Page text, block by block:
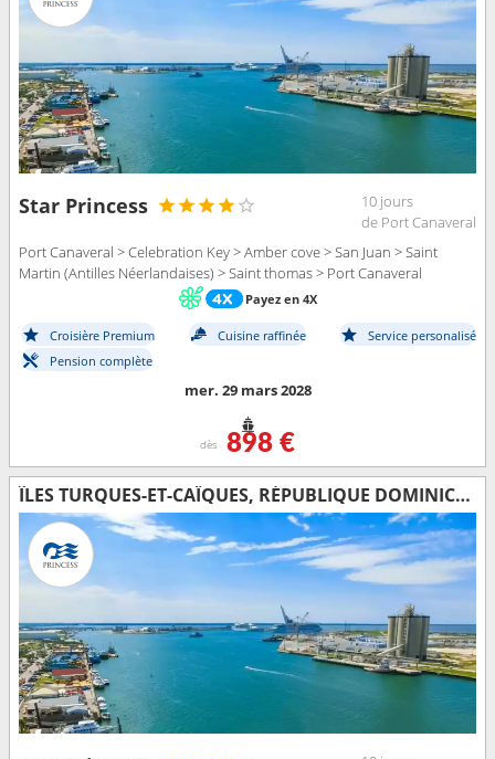
Star Princess
10 jours
de Port Canaveral
Port Canaveral > Celebration Key > Amber cove > San Juan > Saint
Martin (Antilles Néerlandaises) > Saint thomas > Port Canaveral
Payez en 4X
Croisière Premium Cuisine raffinée
Service personalisé
Pension complète
mer. 29 mars 2028
dès 898 €
ÎLES TURQUES-ET-CAÏQUES, RÉPUBLIQUE DOMINICAINE, PORTO RICO, SAINT-MARTIN, SAINT-THOMAS, ÉTATS-UNIS